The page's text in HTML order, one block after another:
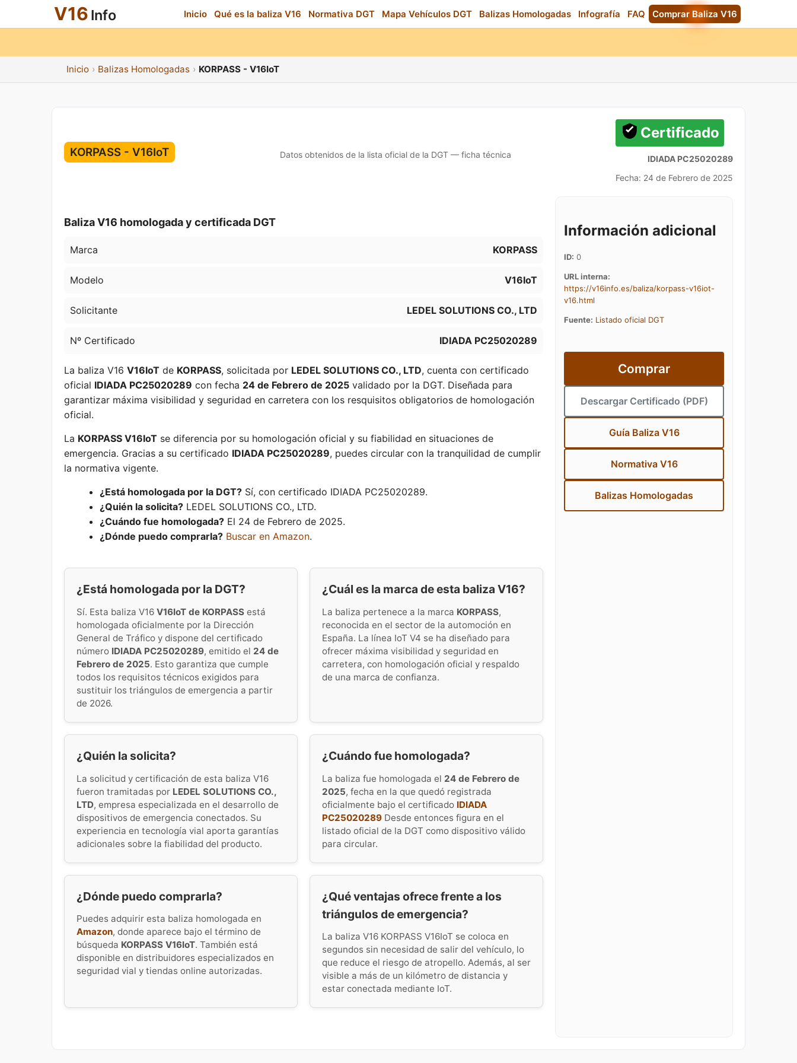
V16 Info Inicio Qué es la baliza V16 Normativa DGT Mapa Vehículos DGT Balizas Homologadas Infografía FAQ Comprar Baliza V16
Inicio Balizas Homologadas KORPASS - V16IoT
KORPASS - V16IoT Datos obtenidos de la lista oficial de la DGT — ficha técnica
Certificado
IDIADA PC25020289
Fecha: 24 de Febrero de 2025
Baliza V16 homologada y certificada DGT
Marca KORPASS
Modelo V16IoT
Solicitante LEDEL SOLUTIONS CO., LTD
Nº Certificado IDIADA PC25020289
La baliza V16 V16IoT de KORPASS, solicitada por LEDEL SOLUTIONS CO., LTD, cuenta con certificado
oficial IDIADA PC25020289 con fecha 24 de Febrero de 2025 validado por la DGT. Diseñada para
garantizar máxima visibilidad y seguridad en carretera con los resquisitos obligatorios de homologación
oficial.
La KORPASS V16IoT se diferencia por su homologación oficial y su fiabilidad en situaciones de
emergencia. Gracias a su certificado IDIADA PC25020289, puedes circular con la tranquilidad de cumplir
la normativa vigente.
¿Está homologada por la DGT? Sí, con certificado IDIADA PC25020289.
¿Quién la solicita? LEDEL SOLUTIONS CO., LTD.
¿Cuándo fue homologada? El 24 de Febrero de 2025.
¿Dónde puedo comprarla? Buscar en Amazon.
¿Está homologada por la DGT?
Sí. Esta baliza V16 V16IoT de KORPASS está
homologada oficialmente por la Dirección
General de Tráfico y dispone del certificado
número IDIADA PC25020289, emitido el 24 de
Febrero de 2025. Esto garantiza que cumple
todos los requisitos técnicos exigidos para
sustituir los triángulos de emergencia a partir
de 2026.
¿Cuál es la marca de esta baliza V16?
La baliza pertenece a la marca KORPASS,
reconocida en el sector de la automoción en
España. La línea IoT V4 se ha diseñado para
ofrecer máxima visibilidad y seguridad en
carretera, con homologación oficial y respaldo
de una marca de confianza.
¿Quién la solicita?
La solicitud y certificación de esta baliza V16
fueron tramitadas por LEDEL SOLUTIONS CO.,
LTD, empresa especializada en el desarrollo de
dispositivos de emergencia conectados. Su
experiencia en tecnología vial aporta garantías
adicionales sobre la fiabilidad del producto.
¿Cuándo fue homologada?
La baliza fue homologada el 24 de Febrero de
2025, fecha en la que quedó registrada
oficialmente bajo el certificado IDIADA
PC25020289 Desde entonces figura en el
listado oficial de la DGT como dispositivo válido
para circular.
¿Dónde puedo comprarla?
Puedes adquirir esta baliza homologada en
Amazon, donde aparece bajo el término de
búsqueda KORPASS V16IoT. También está
disponible en distribuidores especializados en
seguridad vial y tiendas online autorizadas.
¿Qué ventajas ofrece frente a los
triángulos de emergencia?
La baliza V16 KORPASS V16IoT se coloca en
segundos sin necesidad de salir del vehículo, lo
que reduce el riesgo de atropello. Además, al ser
visible a más de un kilómetro de distancia y
estar conectada mediante IoT.
Información adicional
ID: 0
URL interna:
https://v16info.es/baliza/korpass-v16iot-
v16.html
Fuente: Listado oficial DGT
Comprar
Descargar Certificado (PDF)
Guía Baliza V16
Normativa V16
Balizas Homologadas